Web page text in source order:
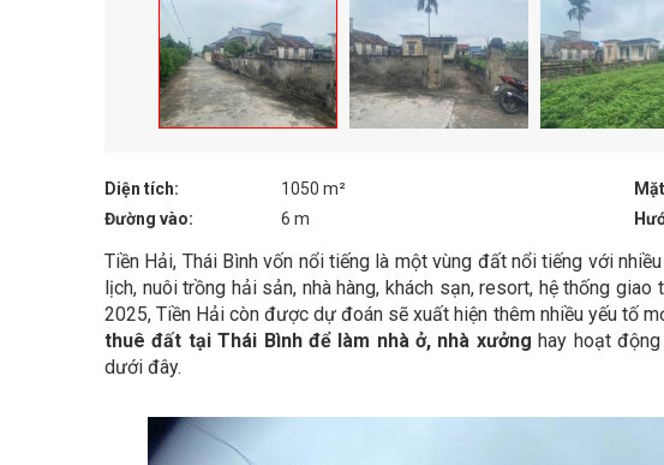
Diện tích: 1050 m²
Đường vào:
6 m
Tiền Hải, Thái Bình vốn nổi tiếng là một vùng đất nổi tiếng với
lịch, nuôi trồng hải sản, nhà hàng, khách sạn, resort, hệ thống
2025, Tiền Hải còn được dự đoán sẽ xuất hiện thêm nhiều yếu tố
thuê đất tại Thái Bình để làm nhà ở, nhà xưởng hay hoạt
dưới đây.